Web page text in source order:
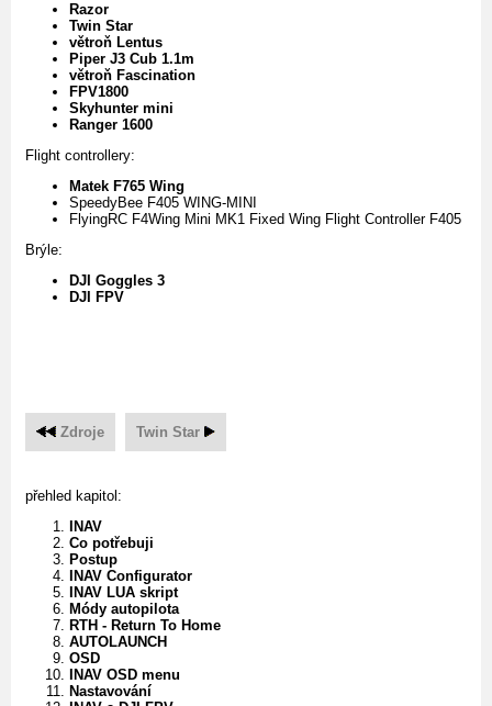
Razor
Twin Star
větroň Lentus
Piper J3 Cub 1.1m
větroň Fascination
FPV1800
Skyhunter mini
Ranger 1600
Flight controllery:
Matek F765 Wing
SpeedyBee F405 WING-MINI
FlyingRC F4Wing Mini MK1 Fixed Wing Flight Controller F405
Brýle:
DJI Goggles 3
DJI FPV
Zdroje Twin Star
přehled kapitol:
INAV
Co potřebuji
Postup
INAV Configurator
INAV LUA skript
Módy autopilota
RTH - Return To Home
AUTOLAUNCH
OSD
INAV OSD menu
Nastavování